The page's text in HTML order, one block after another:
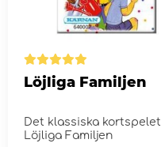
Löjliga Familjen
Det klassiska kortspelet
Löjliga Familjen